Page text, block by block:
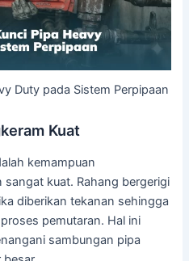
Duty pada Sistem Perpipaan
Kuat
kemampuan
kuat. Rahang bergerigi
diberikan tekanan sehingga
pemutaran. Hal ini
sambungan pipa